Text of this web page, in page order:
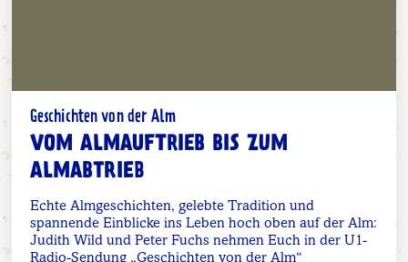
Geschichten von der Alm
VOM ALMAUFTRIEB BIS ZUM
ALMABTRIEB
Echte Almgeschichten, gelebte Tradition und
spannende Einblicke ins Leben hoch oben auf der Alm:
Judith Wild und Peter Fuchs nehmen Euch in der U1-
Radio-Sendung „Geschichten von der Alm“